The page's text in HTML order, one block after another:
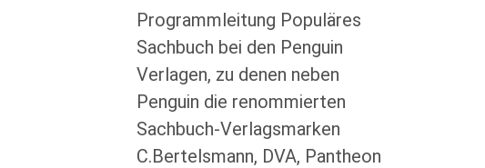
Programmleitung Populäres
Sachbuch bei den Penguin
Verlagen, zu denen neben
Penguin die renommierten
Sachbuch-Verlagsmarken
C.Bertelsmann, DVA, Pantheon